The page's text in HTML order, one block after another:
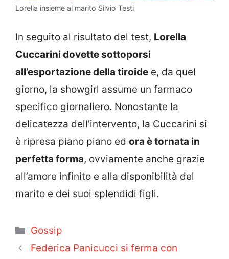
Lorella insieme al marito Silvio Testi
In seguito al risultato del test, Lorella
Cuccarini dovette sottoporsi
all’esportazione della tiroide e, da quel
giorno, la showgirl assume un farmaco
specifico giornaliero. Nonostante la
delicatezza dell’intervento, la Cuccarini si
è ripresa piano piano ed ora è tornata in
perfetta forma, ovviamente anche grazie
all’amore infinito e alla disponibilità del
marito e dei suoi splendidi figli.
Categorie
Gossip
Federica Panicucci si ferma con